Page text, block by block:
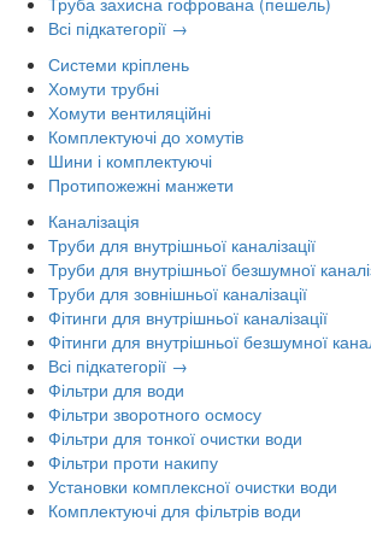
Всі підкатегорії →
Системи кріплень
Хомути трубні
Хомути вентиляційні
Комплектуючі до хомутів
Шини і комплектуючі
Протипожежні манжети
Каналізація
Труби для внутрішньої каналізації
Труби для внутрішньої безшумної
Труби для зовнішньої каналізації
Фітинги для внутрішньої каналізації
Фітинги для внутрішньої безшумної
Всі підкатегорії →
Фільтри для води
Фільтри зворотного осмосу
Фільтри для тонкої очистки води
Фільтри проти накипу
Установки комплексної очистки води
Комплектуючі для фільтрів води